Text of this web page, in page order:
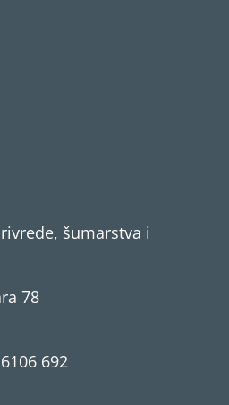
šumarstva i
78
692